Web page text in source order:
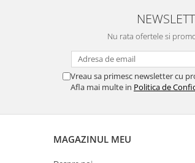
Nu rata ofertele si
Vreau sa primesc newsletter cu
Afla mai multe in Politica de
MAGAZINUL MEU